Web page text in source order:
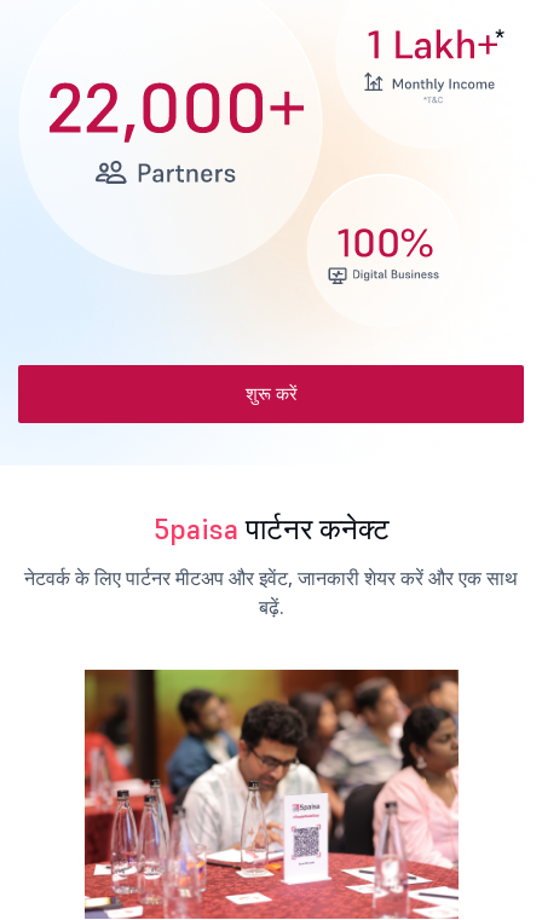
शुरू करें
5paisaपार्टनर कनेक्ट
नेटवर्क के लिए पार्टनर मीटअप और इवेंट, जानकारी शेयर करें और एक साथ
बढ़ें.